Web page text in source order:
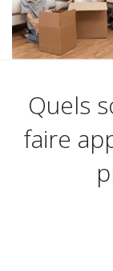
Quels
faire